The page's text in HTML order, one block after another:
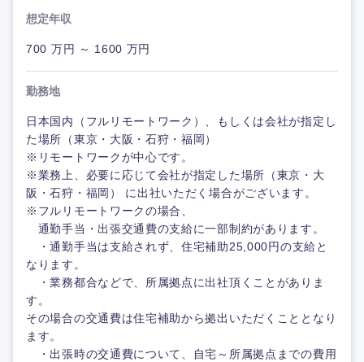
想定年収
700 万円 ～ 1600 万円
勤務地
日本国内（フルリモートワーク）、もしくは会社が指定し
た場所（東京・大阪・石狩・福岡）
※リモートワークが中心です。
※業務上、必要に応じて会社が指定した場所（東京・大
阪・石狩・福岡） に出社いただく場合がございます。
※フルリモートワークの場合、
通勤手当・出張交通費の支給に一部制約があります。
・通勤手当は支給されず、住宅補助25,000円の支給と
なります。
・業務都合などで、所属拠点に出社頂くことがありま
す。
その場合の交通費は住宅補助から拠出いただくこととなり
ます。
・出張時の交通費について、自宅～所属拠点までの費用